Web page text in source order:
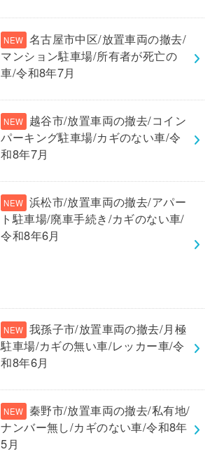
名古屋市中区/放置車両の撤去/
マンション駐車場/所有者が死亡の
車/令和8年7月
越谷市/放置車両の撤去/コイン
パーキング駐車場/カギのない車/令
和8年7月
浜松市/放置車両の撤去/アパー
ト駐車場/廃車手続き/カギのない車/
令和8年6月
我孫子市/放置車両の撤去/月極
駐車場/カギの無い車/レッカー車/令
和8年6月
秦野市/放置車両の撤去/私有地/
ナンバー無し/カギのない車/令和8年
5月